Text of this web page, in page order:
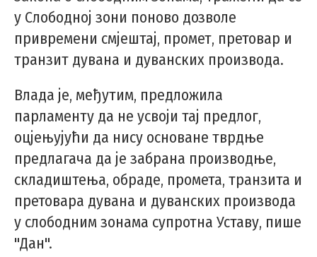
у Слободној зони поново дозволе
привремени смјештај, промет, претовар и
транзит дувана и дуванских производа.
Влада је, међутим, предложила
парламенту да не усвоји тај предлог,
оцјењујући да нису основане тврдње
предлагача да је забрана производње,
складиштења, обраде, промета, транзита и
претовара дувана и дуванских производа
у слободним зонама супротна Уставу, пише
"Дан".